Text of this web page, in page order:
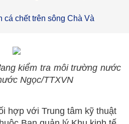
cá chết trên sông Chà Và
kiểm tra môi trường nước
Ngọc/TTXVN
hợp với Trung tâm kỹ thuật